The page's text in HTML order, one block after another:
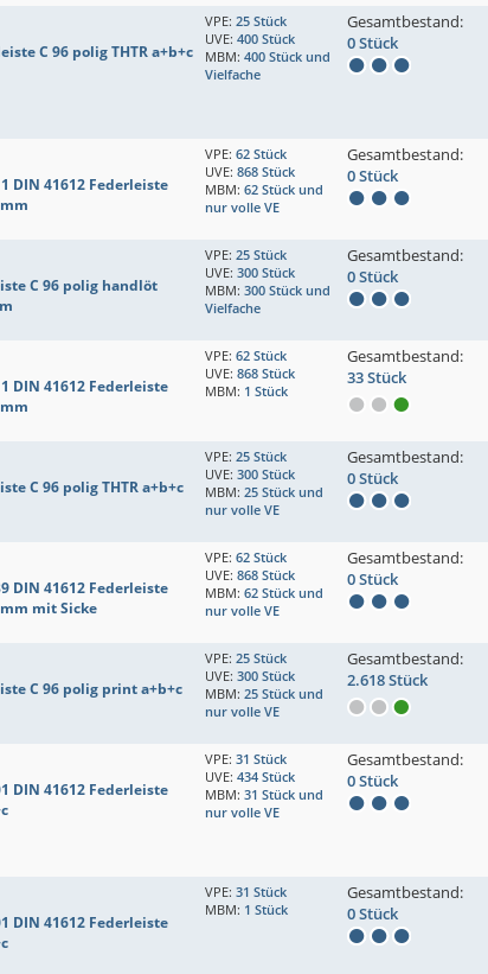
C 96 polig THTR a+b+c
VPE: 25 Stück
UVE: 400 Stück
MBM: 400 Stück und
Vielfache
Gesamtbestand:
0 Stück
DIN 41612 Federleiste
VPE: 62 Stück
UVE: 868 Stück
MBM: 62 Stück und
nur volle VE
Gesamtbestand:
0 Stück
C 96 polig handlöt
VPE: 25 Stück
UVE: 300 Stück
MBM: 300 Stück und
Vielfache
Gesamtbestand:
0 Stück
DIN 41612 Federleiste
VPE: 62 Stück
UVE: 868 Stück
MBM: 1 Stück
Gesamtbestand:
33 Stück
C 96 polig THTR a+b+c
VPE: 25 Stück
UVE: 300 Stück
MBM: 25 Stück und
nur volle VE
Gesamtbestand:
0 Stück
DIN 41612 Federleiste
mit Sicke
VPE: 62 Stück
UVE: 868 Stück
MBM: 62 Stück und
nur volle VE
Gesamtbestand:
0 Stück
C 96 polig print a+b+c
VPE: 25 Stück
UVE: 300 Stück
MBM: 25 Stück und
nur volle VE
Gesamtbestand:
2.618 Stück
DIN 41612 Federleiste
VPE: 31 Stück
UVE: 434 Stück
MBM: 31 Stück und
nur volle VE
Gesamtbestand:
0 Stück
DIN 41612 Federleiste
VPE: 31 Stück
MBM: 1 Stück
Gesamtbestand:
0 Stück